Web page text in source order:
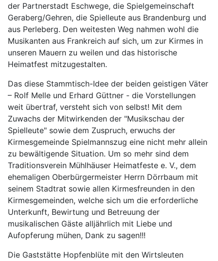
der Partnerstadt Eschwege, die Spielgemeinschaft
Geraberg/Gehren, die Spielleute aus Brandenburg und
aus Perleberg. Den weitesten Weg nahmen wohl die
Musikanten aus Frankreich auf sich, um zur Kirmes in
unseren Mauern zu weilen und das historische
Heimatfest mitzugestalten.
Das diese Stammtisch-Idee der beiden geistigen Väter
– Rolf Melle und Erhard Güttner - die Vorstellungen
weit übertraf, versteht sich von selbst! Mit dem
Zuwachs der Mitwirkenden der "Musikschau der
Spielleute" sowie dem Zuspruch, erwuchs der
Kirmesgemeinde Spielmannszug eine nicht mehr allein
zu bewältigende Situation. Um so mehr sind dem
Traditionsverein Mühlhäuser Heimatfeste e. V., dem
ehemaligen Oberbürgermeister Herrn Dörrbaum mit
seinem Stadtrat sowie allen Kirmesfreunden in den
Kirmesgemeinden, welche sich um die erforderliche
Unterkunft, Bewirtung und Betreuung der
musikalischen Gäste alljährlich mit Liebe und
Aufopferung mühen, Dank zu sagen!!!
Die Gaststätte Hopfenblüte mit den Wirtsleuten